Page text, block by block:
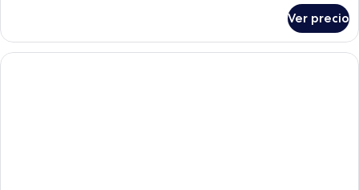
superior
Ver precio